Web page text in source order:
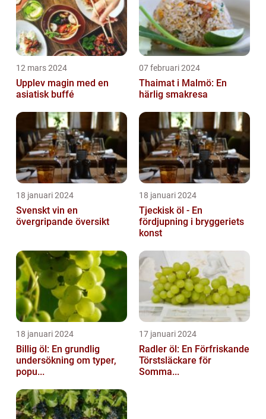
12 mars 2024
Upplev magin med en
asiatisk buffé
07 februari 2024
Thaimat i Malmö: En
härlig smakresa
18 januari 2024
Svenskt vin en
övergripande översikt
18 januari 2024
Tjeckisk öl - En
fördjupning i bryggeriets
konst
18 januari 2024
Billig öl: En grundlig
undersökning om typer,
popu...
17 januari 2024
Radler öl: En Förfriskande
Törstsläckare för
Somma...